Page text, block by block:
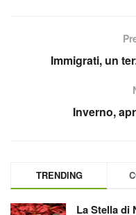
Immigrati, un
Inverno,
TRENDING
La Stella di